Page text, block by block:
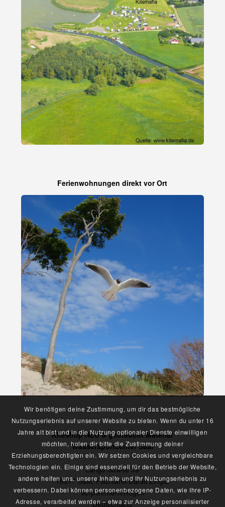
Ferienwohnungen direkt vor Ort
Kiteshop NEU & gebraucht Material
Wassersportcenter Saal
Lange Straße 39
18317 Saal, Fischland Darss Zingst
Vorpommern/Rügen
Deutschland
Wir benötigen deine Zustimmung, um dir das bestmögliche
Nutzungserlebnis auf unserer Website zu bieten. Wenn du unter 16
Jahre alt bist und in die Nutzung optionaler Dienste einwilligen
möchten, holen dir bitte die Zustimmung deiner
Erziehungsberechtigten ein. Wir setzen Cookies und vergleichbare
Technologien ein. Einige sind essenziell für den Betrieb der Website,
andere helfen uns, unsere Inhalte und Ihr Nutzungserlebnis zu
verbessern. Dabei können personenbezogene Daten, wie Ihre IP-
Adresse, verarbeitet werden – etwa zur Anzeige personalisierter